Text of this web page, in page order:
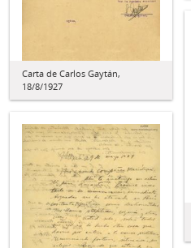
Carta de Carlos Gaytán,
18/8/1927